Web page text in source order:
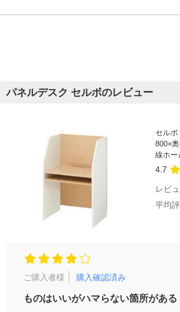
パネルデスク セルボのレビュー
セルボ
800×
線ホー
ク
4.7
レビ
平均
ご購入者様
購入確認済み
ものはいいがハマらない箇所がある